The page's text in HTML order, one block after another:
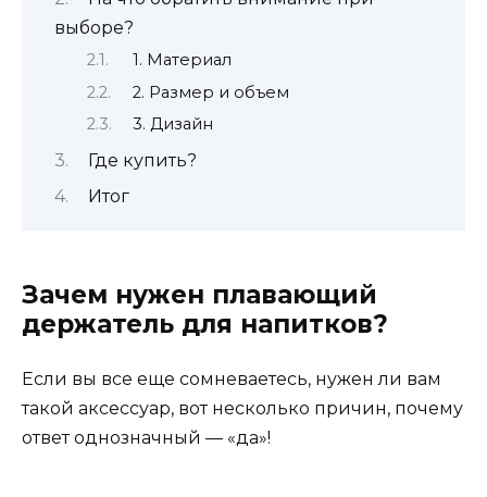
выборе?
1. Материал
2. Размер и объем
3. Дизайн
Где купить?
Итог
Зачем нужен плавающий
держатель для напитков?
Если вы все еще сомневаетесь, нужен ли вам
такой аксессуар, вот несколько причин, почему
ответ однозначный — «да»!